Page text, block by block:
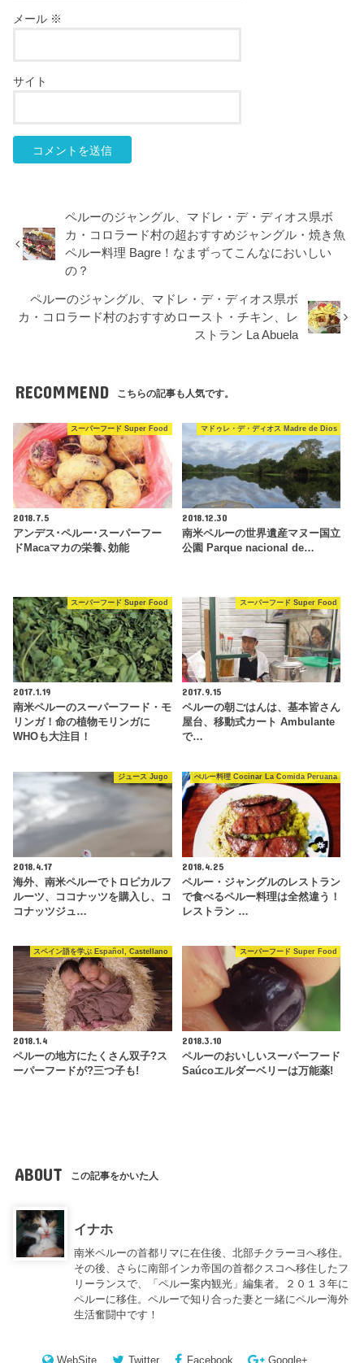
メール ※
サイト
ペルーのジャングル、マドレ・デ・ディオス県ボ
カ・コロラード村の超おすすめジャングル・焼き魚
ペルー料理 Bagre！なまずってこんなにおいしい
の？
ペルーのジャングル、マドレ・デ・ディオス県ボ
カ・コロラード村のおすすめロースト・チキン、レ
ストラン La Abuela
RECOMMEND こちらの記事も人気です。
スーパーフード Super Food
2018.7.5
アンデス･ペルー･スーパーフー
ドMacaマカの栄養､効能
マドゥレ・デ・ディオス Madre de Dios
2018.12.30
南米ペルーの世界遺産マヌー国立
公園 Parque nacional de…
スーパーフード Super Food
2017.1.19
南米ペルーのスーパーフード・モ
リンガ！命の植物モリンガに
WHOも大注目！
スーパーフード Super Food
2017.9.15
ペルーの朝ごはんは、基本皆さん
屋台、移動式カート Ambulante
で…
ジュース Jugo
2018.4.17
海外、南米ペルーでトロピカルフ
ルーツ、ココナッツを購入し、コ
コナッツジュ…
ぺルー料理 Cocinar La Comida Peruana
2018.4.25
ペルー・ジャングルのレストラン
で食べるペルー料理は全然違う！
レストラン …
スペイン語を学ぶ Español, Castellano
2018.1.4
ペルーの地方にたくさん双子?ス
ーパーフードが?三つ子も!
スーパーフード Super Food
2018.3.10
ペルーのおいしいスーパーフード
Saúcoエルダーベリーは万能薬!
ABOUT この記事をかいた人
イナホ
南米ペルーの首都リマに在住後、北部チクラーヨへ移住。
その後、さらに南部インカ帝国の首都クスコへ移住したフ
リーランスで、「ペルー案内観光」編集者。２０１３年に
ペルーに移住。ペルーで知り合った妻と一緒にペルー海外
生活奮闘中です！
WebSite Twitter Facebook Google+